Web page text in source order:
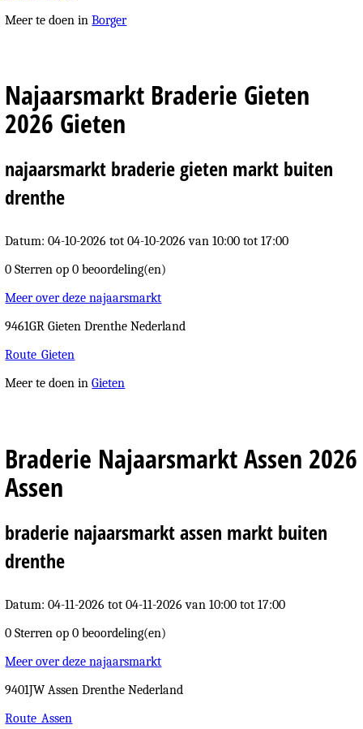
Meer te doen inBorger
Najaarsmarkt Braderie Gieten
2026 Gieten
najaarsmarkt braderie gieten markt buiten
drenthe
Datum: 04-10-2026 tot 04-10-2026 van 10:00 tot 17:00
0 Sterren op0 beoordeling(en)
Meer over deze najaarsmarkt
9461GRGietenDrentheNederland
Route_Gieten
Meer te doen inGieten
Braderie Najaarsmarkt Assen 2026
Assen
braderie najaarsmarkt assen markt buiten
drenthe
Datum: 04-11-2026 tot 04-11-2026 van 10:00 tot 17:00
0 Sterren op0 beoordeling(en)
Meer over deze najaarsmarkt
9401JWAssenDrentheNederland
Route_Assen